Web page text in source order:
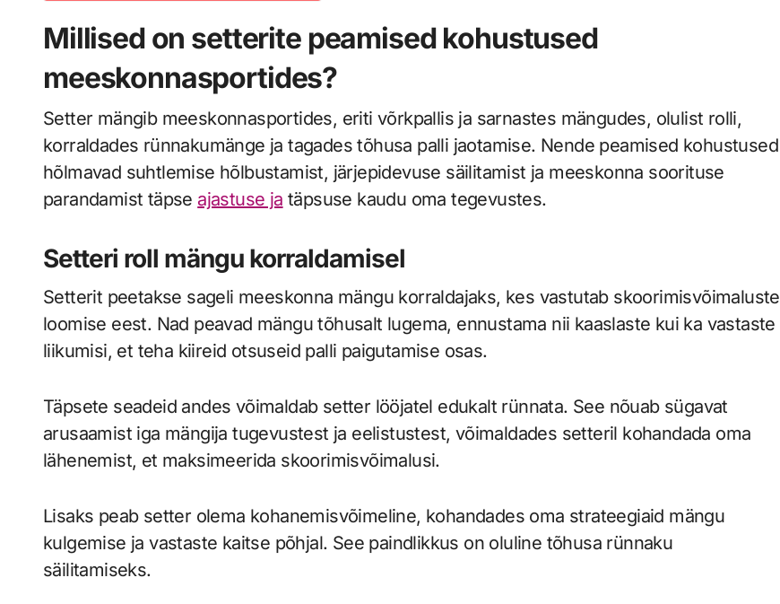
Millised on setterite peamised kohustused
meeskonnasportides?
Setter mängib meeskonnasportides, eriti võrkpallis ja sarnastes mängudes, olulist rolli,
korraldades rünnakumänge ja tagades tõhusa palli jaotamise. Nende peamised kohustused
hõlmavad suhtlemise hõlbustamist, järjepidevuse säilitamist ja meeskonna soorituse
parandamist täpse ajastuse ja täpsuse kaudu oma tegevustes.
Setteri roll mängu korraldamisel
Setterit peetakse sageli meeskonna mängu korraldajaks, kes vastutab skoorimisvõimaluste
loomise eest. Nad peavad mängu tõhusalt lugema, ennustama nii kaaslaste kui ka vastaste
liikumisi, et teha kiireid otsuseid palli paigutamise osas.
Täpsete seadeid andes võimaldab setter lööjatel edukalt rünnata. See nõuab sügavat
arusaamist iga mängija tugevustest ja eelistustest, võimaldades setteril kohandada oma
lähenemist, et maksimeerida skoorimisvõimalusi.
Lisaks peab setter olema kohanemisvõimeline, kohandades oma strateegiaid mängu
kulgemise ja vastaste kaitse põhjal. See paindlikkus on oluline tõhusa rünnaku
säilitamiseks.